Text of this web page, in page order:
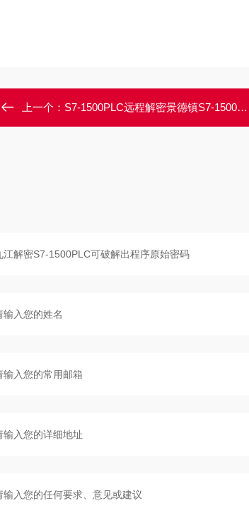
上一个： S7-1500PLC远程解密景德镇S7-1500PLC程序解密/可破解出原密码